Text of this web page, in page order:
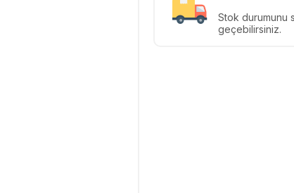
Stok durumunu
geçebilirsiniz.